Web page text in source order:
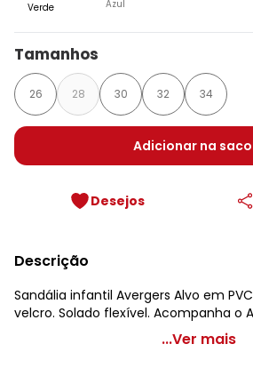
Verde Azul
Tamanhos
26 28 30 32 34
Adicionar na
Desejos
Descrição
Sandália infantil Avergers Alvo em
velcro. Solado flexível. Acompanha o
Grendene Kids - Sandália Avengers
...Ver mais